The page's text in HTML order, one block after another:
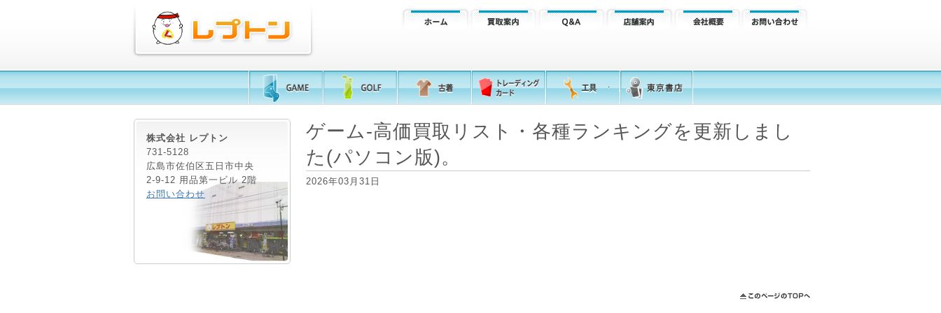
株式会社 レプトン
731-5128
広島市佐伯区五日市中央
2-9-12 用品第一ビル 2階
お問い合わせ
ゲーム-高価買取リスト・各種ランキングを更新しまし
た(パソコン版)。
2026年03月31日